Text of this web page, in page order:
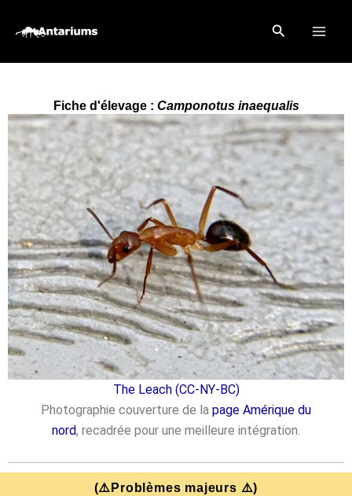
Rechercher
Fiche d'élevage : Camponotus inaequalis
The Leach (CC-NY-BC)
Photographie couverture de la page Amérique du
nord, recadrée pour une meilleure intégration.
(⚠️Problèmes majeurs ⚠️)